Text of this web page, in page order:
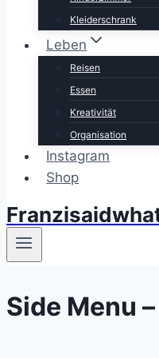
Kleiderschrank
Leben
Reisen
Essen
Kreativität
Organisation
Instagram
Shop
Side Menu